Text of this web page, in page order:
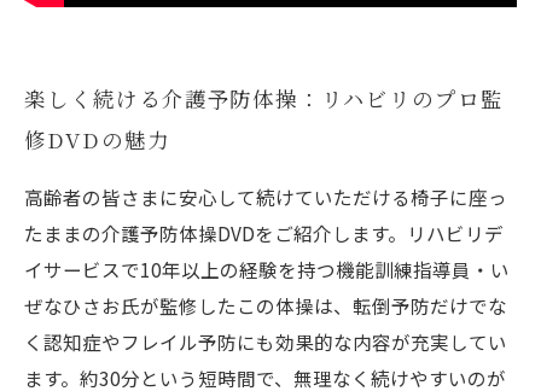
楽しく続ける介護予防体操：リハビリのプロ監
修DVDの魅力
高齢者の皆さまに安心して続けていただける椅子に座っ
たままの介護予防体操DVDをご紹介します。リハビリデ
イサービスで10年以上の経験を持つ機能訓練指導員・い
ぜなひさお氏が監修したこの体操は、転倒予防だけでな
く認知症やフレイル予防にも効果的な内容が充実してい
ます。約30分という短時間で、無理なく続けやすいのが